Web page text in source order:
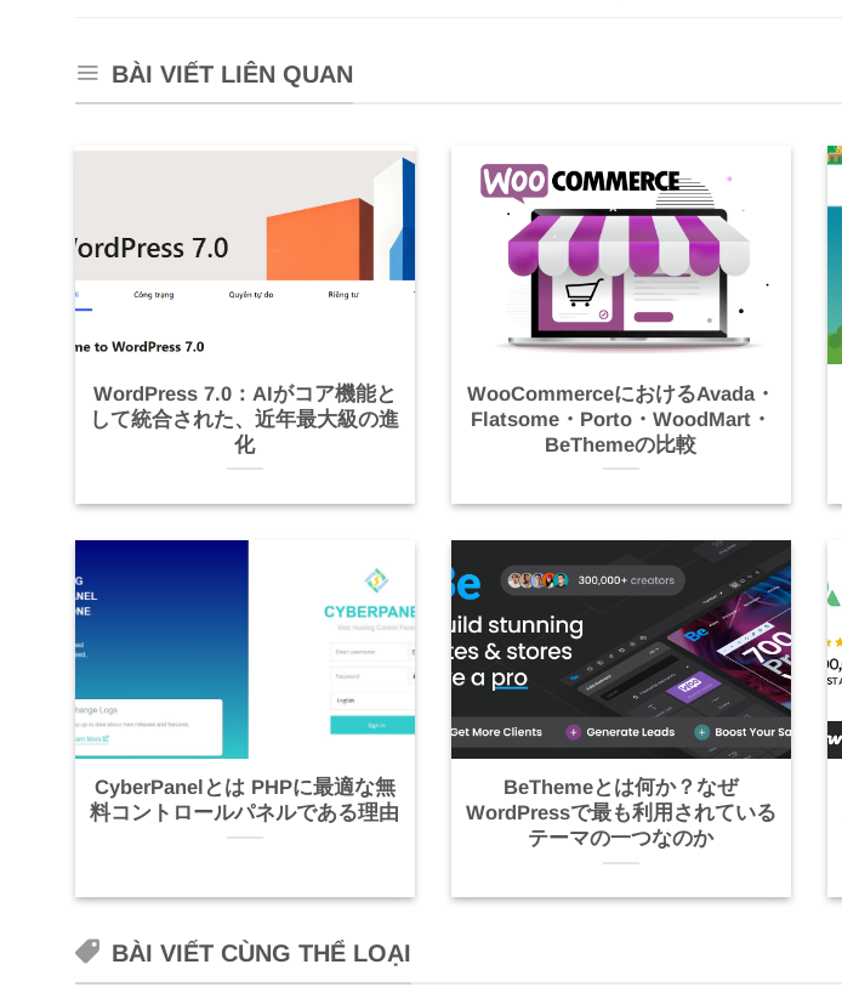
BÀI VIẾT LIÊN QUAN
WordPress 7.0：AIがコア機能と
して統合された、近年最大級の進
化
WooCommerceにおけるAvada・
Flatsome・Porto・WoodMart・
BeThemeの比較
CyberPanelとは PHPに最適な無
料コントロールパネルである理由
BeThemeとは何か？なぜ
WordPressで最も利用されている
テーマの一つなのか
BÀI VIẾT CÙNG THỂ LOẠI